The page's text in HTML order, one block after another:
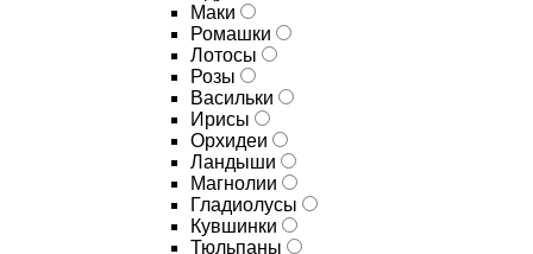
Маки
Ромашки
Лотосы
Розы
Васильки
Ирисы
Орхидеи
Ландыши
Магнолии
Гладиолусы
Кувшинки
Тюльпаны